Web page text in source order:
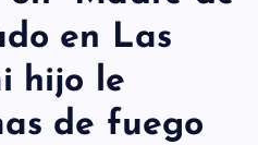
en Las
hijo le
de fuego